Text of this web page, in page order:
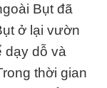
Bụt đã
ở lại vườn
dạy dỗ và
thời gian